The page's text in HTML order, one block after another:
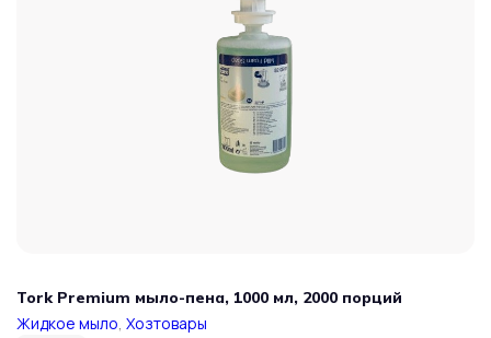
Tork Premium мыло-пена, 1000 мл, 2000 порций
Жидкое мыло, Хозтовары